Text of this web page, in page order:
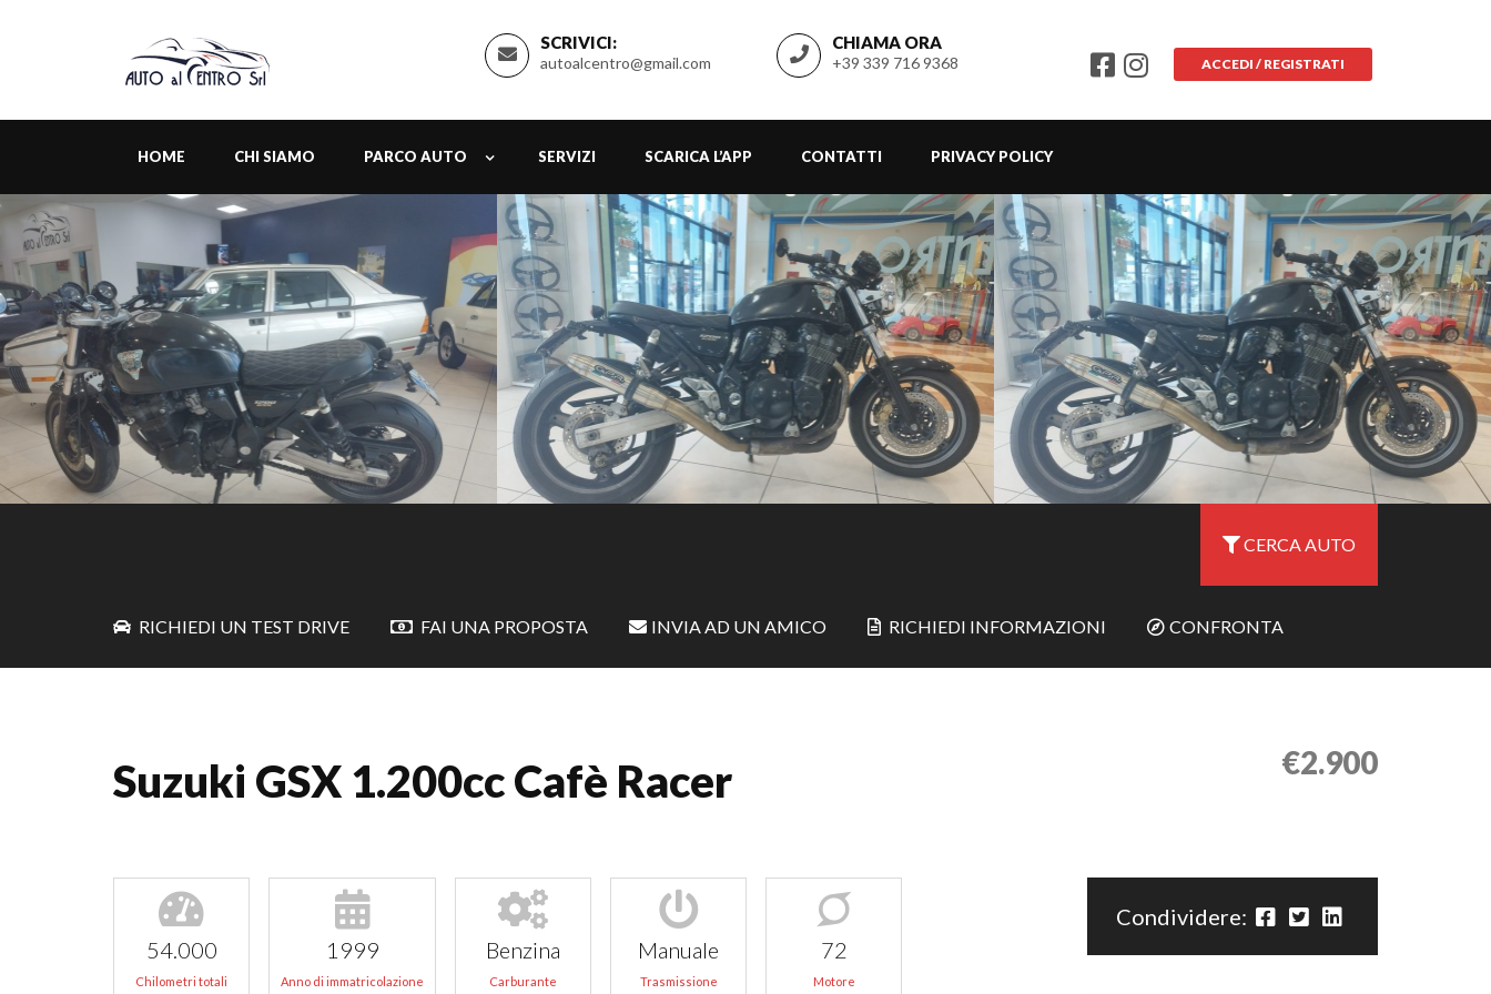
SCRIVICI:
autoalcentro@gmail.com
CHIAMA ORA
+39 339 716 9368 ACCEDI / REGISTRATI
HOME CHI SIAMO PARCO AUTO SERVIZI SCARICA L’APP CONTATTI PRIVACY POLICY
CERCA AUTO
RICHIEDI UN TEST DRIVE FAI UNA PROPOSTA INVIA AD UN AMICO RICHIEDI INFORMAZIONI CONFRONTA
Suzuki GSX 1.200cc Cafè Racer €2.900
54.000
Chilometri totali
1999
Anno di immatricolazione
Benzina
Carburante
Manuale
Trasmissione
72
Motore
Condividere: